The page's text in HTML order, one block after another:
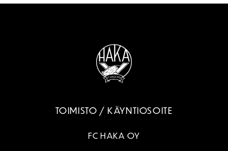
TOIMISTO / KÄYNTIOSOITE
FC HAKA OY